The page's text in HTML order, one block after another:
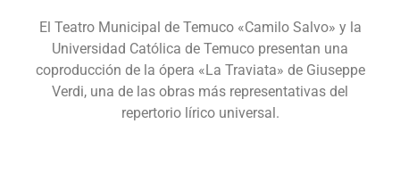
El Teatro Municipal de Temuco «Camilo Salvo» y la
Universidad Católica de Temuco presentan una
coproducción de la ópera «La Traviata» de Giuseppe
Verdi, una de las obras más representativas del
repertorio lírico universal.